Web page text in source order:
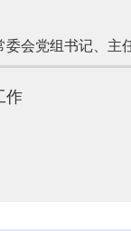
委会党组书记、主
作